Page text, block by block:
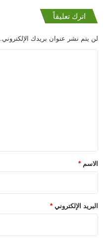
اترك تعليقاً
لن يتم نشر عنوان بريدك الإلكتروني.
*الاسم *
البريد الإلكتروني *